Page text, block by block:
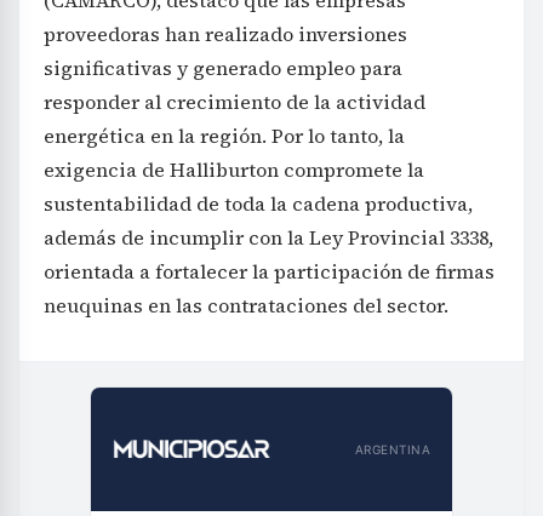
proveedoras han realizado inversiones
significativas y generado empleo para
responder al crecimiento de la actividad
energética en la región. Por lo tanto, la
exigencia de Halliburton compromete la
sustentabilidad de toda la cadena productiva,
además de incumplir con la Ley Provincial 3338,
orientada a fortalecer la participación de firmas
neuquinas en las contrataciones del sector.
ARGENTINA